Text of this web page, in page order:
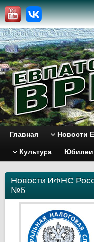
Главная Новости
Культура Юбилеи
Новости ИФНС
№6